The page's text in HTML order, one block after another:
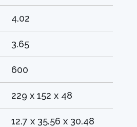
4.02
3.65
600
229 x 152 x 48
12.7 x 35.56 x 30.48